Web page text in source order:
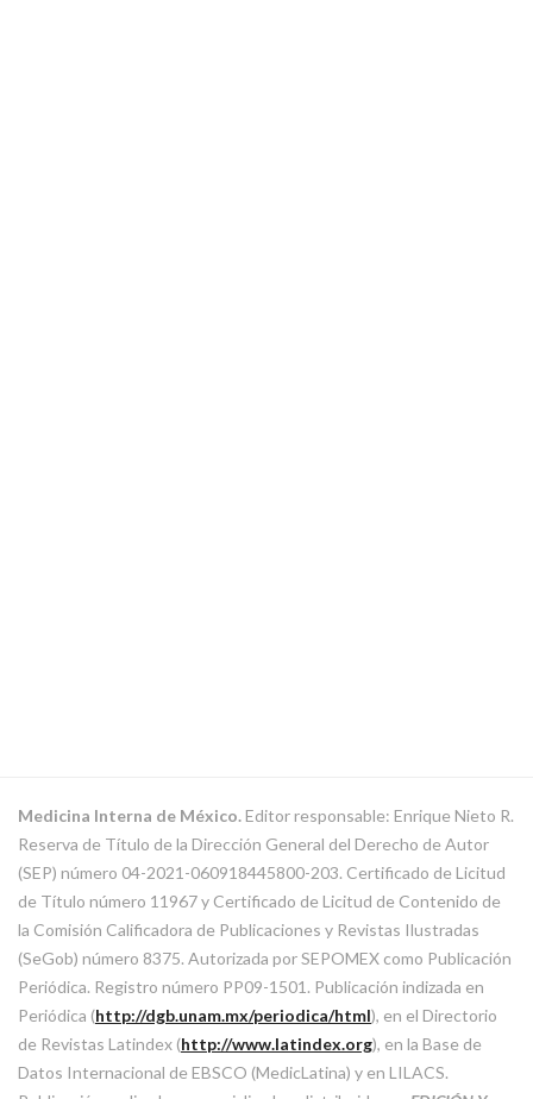
Medicina Interna de México.Editor responsable: Enrique Nieto R.
Reserva de Título de la Dirección General del Derecho de Autor
(SEP) número 04-2021-060918445800-203. Certificado de Licitud
de Título número 11967 y Certificado de Licitud de Contenido de
la Comisión Calificadora de Publicaciones y Revistas Ilustradas
(SeGob) número 8375. Autorizada por SEPOMEX como Publicación
Periódica. Registro número PP09-1501. Publicación indizada en
Periódica (http://dgb.unam.mx/periodica/html), en el Directorio
de Revistas Latindex (http://www.latindex.org), en la Base de
Datos Internacional de EBSCO (MedicLatina) y en LILACS.